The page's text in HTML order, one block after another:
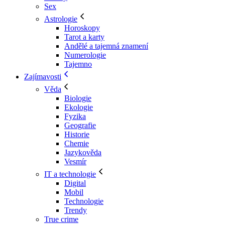
Sex
Astrologie
Horoskopy
Tarot a karty
Andělé a tajemná znamení
Numerologie
Tajemno
Zajímavosti
Věda
Biologie
Ekologie
Fyzika
Geografie
Historie
Chemie
Jazykověda
Vesmír
IT a technologie
Digital
Mobil
Technologie
Trendy
True crime